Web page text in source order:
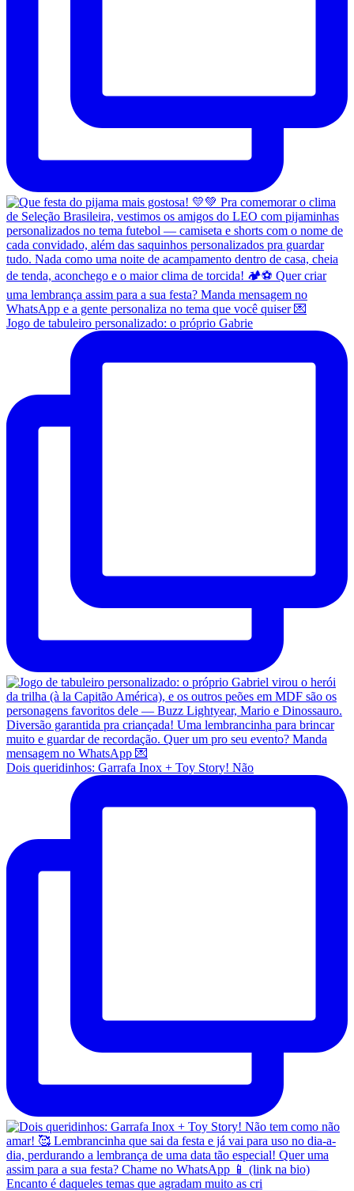
Jogo de tabuleiro personalizado: o próprio Gabrie
Dois queridinhos: Garrafa Inox + Toy Story! Não
Encanto é daqueles temas que agradam muito as cri